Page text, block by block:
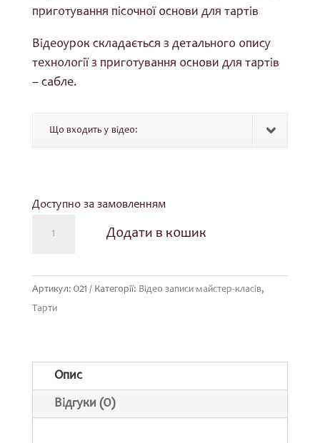
приготування пісочної основи для тартів
Відеоурок складається з детального опису
технології з приготування основи для тартів
– сабле.
Що входить у відео:
Доступно за замовленням
Додати в кошик
Артикул: 021 Категорії: Відео записи майстер-класів,
Тарти
Опис
Відгуки (0)